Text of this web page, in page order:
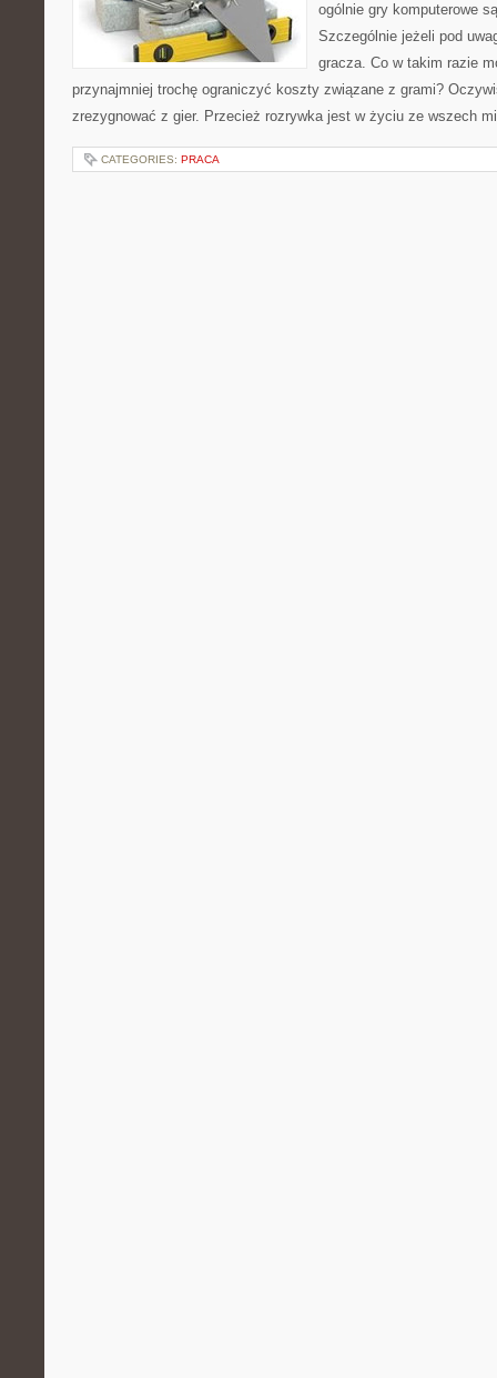
ogólnie gry komputerowe
Szczególnie jeżeli pod
gracza. Co w takim razie
przynajmniej trochę ograniczyć koszty związane z grami?
zrezygnować z gier. Przecież rozrywka jest w życiu ze wszech
CATEGORIES: PRACA